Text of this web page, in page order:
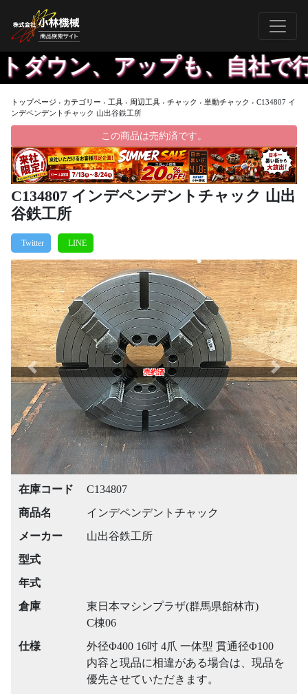
、アップも、自社で行う
トップページ › カテゴリー › 工具 › 周辺工具 › チャック › 単動チャック › C134807 イ
ンデペンデントチャック 山出谷鉄工所
この商品は売約済です。
C134807 インデペンデントチャック 山出
谷鉄工所
売約済
Previous Next
在庫コード
C134807
商品名
インデペンデントチャック
メーカー
山出谷鉄工所
型式
年式
倉庫
東日本マシンプラザ(群馬県館林市)
C棟06
仕様
外径Φ400 16吋 4爪 一体型 貫通径Φ100
内容と現品に相違がある場合は、現品を
優先させていただきます。